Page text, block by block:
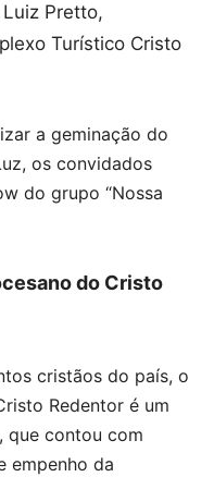
Pretto,
Turístico Cristo
a geminação do
os convidados
do grupo “Nossa
do Cristo
cristãos do país, o
Redentor é um
que contou com
empenho da